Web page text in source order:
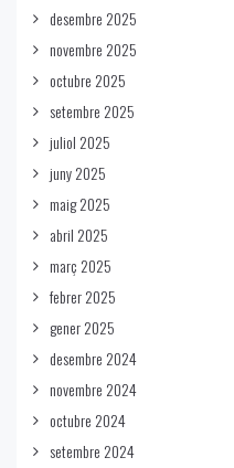
desembre 2025
novembre 2025
octubre 2025
setembre 2025
juliol 2025
juny 2025
maig 2025
abril 2025
març 2025
febrer 2025
gener 2025
desembre 2024
novembre 2024
octubre 2024
setembre 2024